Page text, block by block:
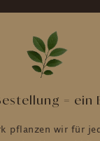
= ein
pflanzen wir für